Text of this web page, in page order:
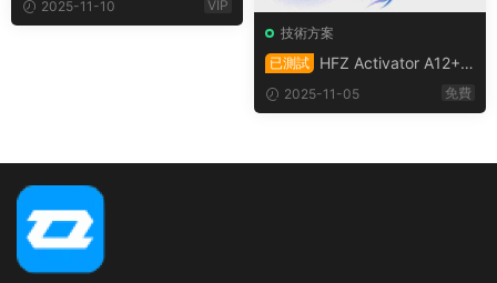
n18.22插件
2025-11-10 VIP
技術方案
已測試
HFZ Activator A12+ P
remium解鎖，支持iOS 18-26.
1系統，所有iPhone和iPad
2025-11-05 免費